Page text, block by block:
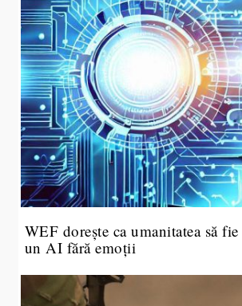
WEF dorește ca umanitatea să
un AI fără emoții